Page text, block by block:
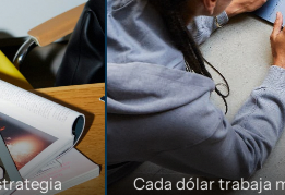
Cada dólar trabaja más duro con